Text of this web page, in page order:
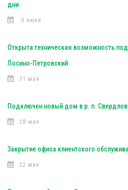
дни
6 июня
Открыта техническая возможность
Лосино-Петровский
31 мая
Подключен новый дом в р. п.
28 мая
Закрытие офиса клиентского
22 мая